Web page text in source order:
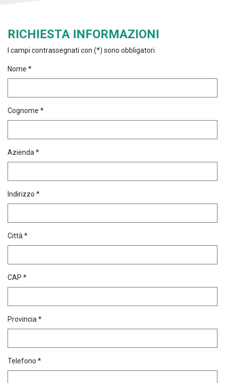
RICHIESTA INFORMAZIONI
I campi contrassegnati con (*) sono obbligatori.
Nome *
Cognome *
Azienda *
Indirizzo *
Città *
CAP *
Provincia *
Telefono *